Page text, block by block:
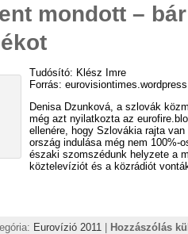
mondott –
Tudósító: Klész Imre
Forrás:
Denisa Dzunková, a szlovák
még azt nyilatkozta az
ellenére, hogy Szlovákia rajta
ország indulása még nem 100%-
északi szomszédunk helyzete a
köztelevíziót és a közrádiót
Eurovízió 2011 Hozzászólás